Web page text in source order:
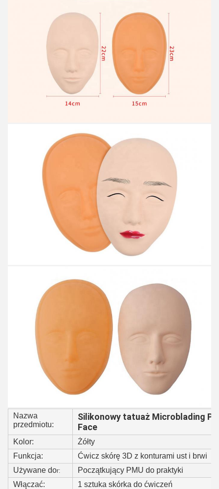
Nazwa
przedmiotu:
Silikonowy tatuaż Microblading
Face
Kolor:
Żółty
Funkcja:
Ćwicz skórę 3D z konturami ust i brwi
Używane dor:
Początkujący PMU do praktyki
Włączać:
1 sztuka skórka do ćwiczeń